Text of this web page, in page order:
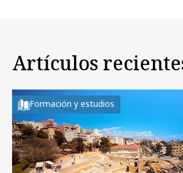
Artículos
Formación y estudios